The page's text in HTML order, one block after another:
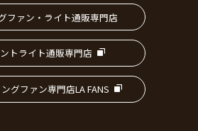
ファン・ライト通販専門店
トライト通販専門店
グファン専門店LA FANS